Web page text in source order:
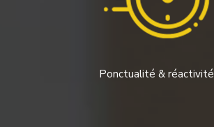
Ponctualité & réactivité